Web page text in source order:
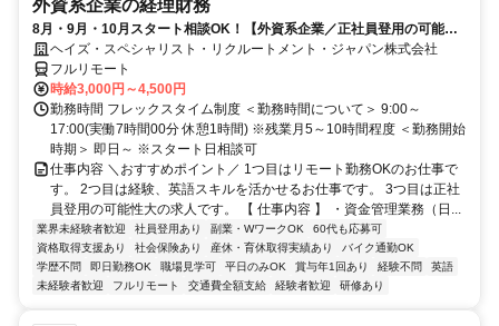
外資系企業の経理財務
8月・9月・10月スタート相談OK！【外資系企業／正社員登用の可能性
大／700万～800万／リモート勤務OK】経理財務
ヘイズ・スペシャリスト・リクルートメント・ジャパン株式会社
フルリモート
時給3,000円～4,500円
勤務時間 フレックスタイム制度 ＜勤務時間について＞ 9:00～
17:00(実働7時間00分 休憩1時間) ※残業月5～10時間程度 ＜勤務開始
時期＞ 即日～ ※スタート日相談可
仕事内容 ＼おすすめポイント／ 1つ目はリモート勤務OKのお仕事で
す。 2つ目は経験、英語スキルを活かせるお仕事です。 3つ目は正社
員登用の可能性大の求人です。 【 仕事内容 】 ・資金管理業務（日...
業界未経験者歓迎 社員登用あり 副業・WワークOK
60代も応募可
資格取得支援あり
社会保険あり 産休・育休取得実績あり
バイク通勤OK
学歴不問
即日勤務OK 職場見学可 平日のみOK 賞与年1回あり 経験不問
英語
未経験者歓迎
フルリモート 交通費全額支給 経験者歓迎 研修あり